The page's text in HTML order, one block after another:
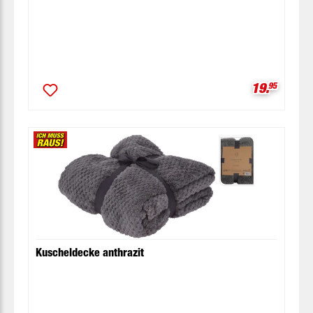
19.95
Kuscheldecke anthrazit